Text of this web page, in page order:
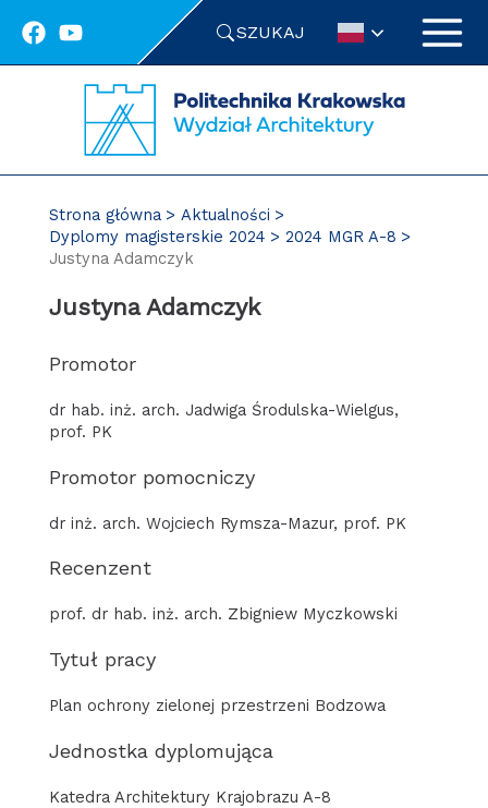
SZUKAJ
Strona główna
Aktualności
Dyplomy magisterskie 2024
2024 MGR A-8
Justyna Adamczyk
Justyna Adamczyk
Promotor
dr hab. inż. arch. Jadwiga Środulska-Wielgus,
prof. PK
Promotor pomocniczy
dr inż. arch. Wojciech Rymsza-Mazur, prof. PK
Recenzent
prof. dr hab. inż. arch. Zbigniew Myczkowski
Tytuł pracy
Plan ochrony zielonej przestrzeni Bodzowa
Jednostka dyplomująca
Katedra Architektury Krajobrazu A-8